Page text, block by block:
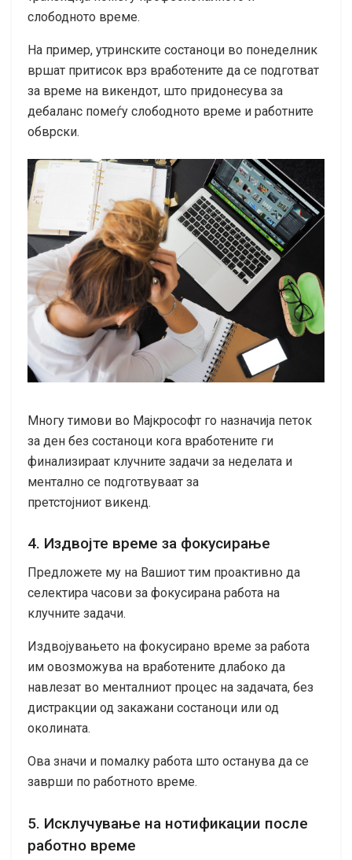
слободното време.
На пример, утринските состаноци во понеделник
вршат притисок врз вработените да се подготват
за време на викендот, што придонесува за
дебаланс помеѓу слободното време и работните
обврски.
Многу тимови во Мајкрософт го назначија петок
за ден без состаноци кога вработените ги
финализираат клучните задачи за неделата и
ментално се подготвуваат за
претстојниот викенд.
4. Издвојте време за фокусирање
Предложете му на Вашиот тим проактивно да
селектира часови за фокусирана работа на
клучните задачи.
Издвојувањето на фокусирано време за работа
им овозможува на вработените длабоко да
навлезат во менталниот процес на задачата, без
дистракции од закажани состаноци или од
околината.
Ова значи и помалку работа што останува да се
заврши по работното време.
5. Исклучување на нотификации после
работно време